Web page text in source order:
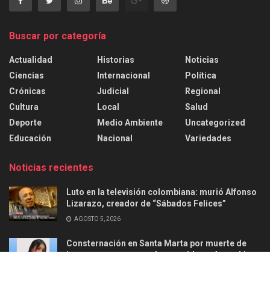
Buscar por categoría
Actualidad
Ciencias
Crónicas
Cultura
Deporte
Educación
Historias
Internacional
Judicial
Local
Medio Ambiente
Nacional
Noticias
Política
Regional
Salud
Uncategorized
Variedades
Noticias recientes
Luto en la televisión colombiana: murió Alfonso
Lizarazo, creador de “Sábados Felices”
AGOSTO 5, 2026
Consternación en Santa Marta por muerte de
joven en ataque armado ocurrido en Aguachica